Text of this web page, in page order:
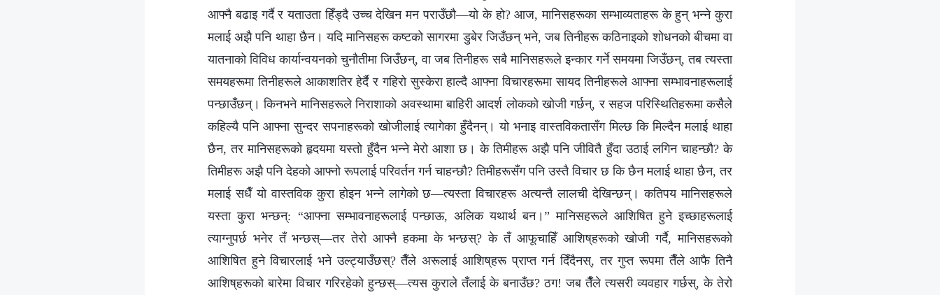
आफ्नै बढाइ गर्दै र यताउता हिँड्दै उच्च देखिन मन पराउँछौ—यो के हो? आज, मानिसहरूका सम्भाव्यताहरू के हुन् भन्‍ने कुरा
मलाई अझै पनि थाहा छैन। यदि मानिसहरू कष्टको सागरमा डुबेर जिउँछन् भने, जब तिनीहरू कठिनाइको शोधनको बीचमा वा
यातनाको विविध कार्यान्वयनको चुनौतीमा जिउँछन्, वा जब तिनीहरू सबै मानिसहरूले इन्कार गर्ने समयमा जिउँछन्, तब त्यस्ता
समयहरूमा तिनीहरूले आकाशतिर हेर्दै र गहिरो सुस्केरा हाल्दै आफ्‍ना विचारहरूमा सायद तिनीहरूले आफ्‍ना सम्‍भावनाहरूलाई
पन्छाउँछन्। किनभने मानिसहरूले निराशाको अवस्थामा बाहिरी आदर्श लोकको खोजी गर्छन्, र सहज परिस्‍थितिहरूमा कसैले
कहिल्यै पनि आफ्‍ना सुन्दर सपनाहरूको खोजीलाई त्यागेका हुँदैनन्। यो भनाइ वास्तविकतासँग मिल्छ कि मिल्दैन मलाई थाहा
छैन, तर मानिसहरूको हृदयमा यस्तो हुँदैन भन्‍ने मेरो आशा छ। के तिमीहरू अझै पनि जीवितै हुँदा उठाई लगिन चाहन्छौ? के
तिमीहरू अझै पनि देहको आफ्‍नो रूपलाई परिवर्तन गर्न चाहन्छौ? तिमीहरूसँग पनि उस्तै विचार छ कि छैन मलाई थाहा छैन, तर
मलाई सधैँ यो वास्तविक कुरा होइन भन्‍ने लागेको छ—त्यस्ता विचारहरू अत्यन्तै लालची देखिन्छन्। कतिपय मानिसहरूले
यस्ता कुरा भन्छन्: “आफ्‍ना सम्‍भावनाहरूलाई पन्छाऊ, अलिक यथार्थ बन।” मानिसहरूले आशिषित हुने इच्छाहरूलाई
त्याग्‍नुपर्छ भनेर तँ भन्छस्—तर तेरो आफ्‍नै हकमा के भन्छस्? के तँ आफूचाहिँ आशिष्‌हरूको खोजी गर्दै, मानिसहरूको
आशिषित हुने विचारलाई भने उल्ट्याउँछस्? तैँले अरूलाई आशिष्‌हरू प्राप्त गर्न दिँदैनस्, तर गुप्त रूपमा तैँले आफै तिनै
आशिष्‌हरूको बारेमा विचार गरिरहेको हुन्छस्—त्यस कुराले तँलाई के बनाउँछ? ठग! जब तैँले त्यसरी व्यवहार गर्छस्, के तेरो